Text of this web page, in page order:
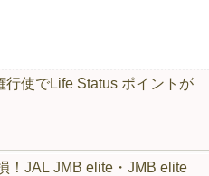
行使でLife Status ポイントが
！JAL JMB elite・JMB elite